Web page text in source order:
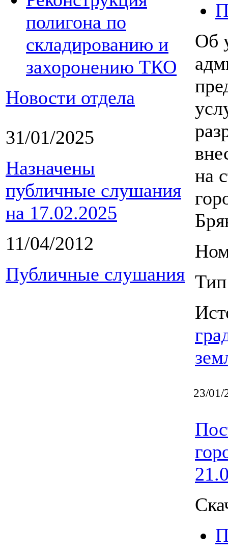
полигона по
складированию и
захоронению ТКО
Новости отдела
31/01/2025
Назначены
публичные слушания
на 17.02.2025
11/04/2012
Публичные слушания
Об
на
23/01/